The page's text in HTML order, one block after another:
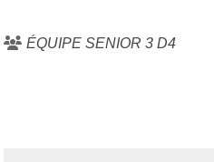
ÉQUIPE SENIOR 3 D4